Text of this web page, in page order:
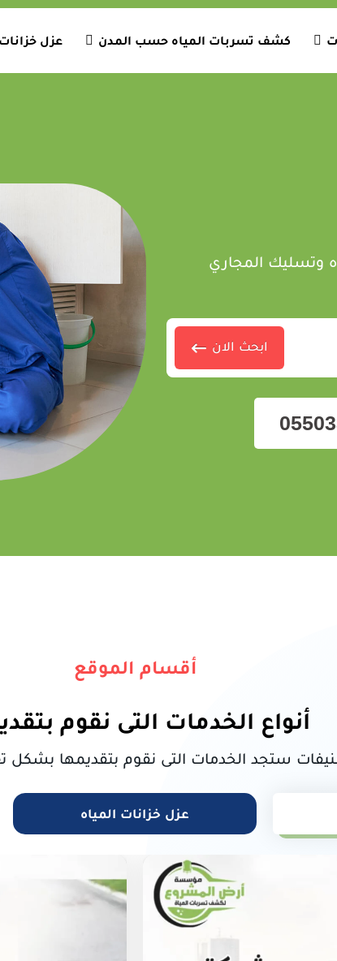
كشف تسربات المياه حسب المدن عزل
وتسليك المجاري
ابحث الان
أقسام الموقع
أنواع الخدمات التى نقوم
ستجد الخدمات التى نقوم بتقديمها
عزل خزانات المياه